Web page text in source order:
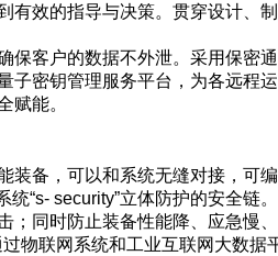
有效的指导与决策。贯穿设计、
保客户的数据不外泄。采用保密
子密钥管理服务平台，为各远程
赋能。
装备，可以和系统无缝对接，可
统“s- security”立体防护的安全链。
；同时防止装备性能降、应急慢
物联网系统和工业互联网大数